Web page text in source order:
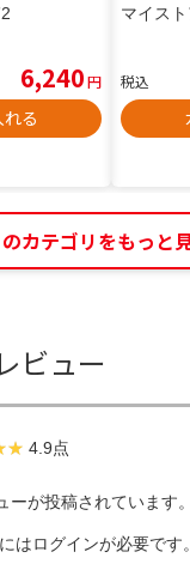
6,240円
る
マイスト
税込
カテゴリをもっと
ビュー
4.9点
が投稿されています。
はログインが必要です。